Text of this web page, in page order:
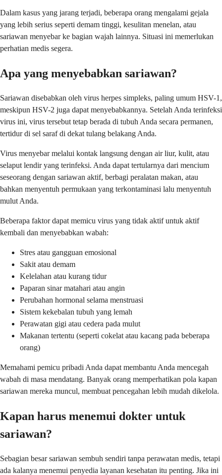
Dalam kasus yang jarang terjadi, beberapa orang mengalami gejala
yang lebih serius seperti demam tinggi, kesulitan menelan, atau
sariawan menyebar ke bagian wajah lainnya. Situasi ini memerlukan
perhatian medis segera.
Apa yang menyebabkan sariawan?
Sariawan disebabkan oleh virus herpes simpleks, paling umum HSV-1,
meskipun HSV-2 juga dapat menyebabkannya. Setelah Anda terinfeksi
virus ini, virus tersebut tetap berada di tubuh Anda secara permanen,
tertidur di sel saraf di dekat tulang belakang Anda.
Virus menyebar melalui kontak langsung dengan air liur, kulit, atau
selaput lendir yang terinfeksi. Anda dapat tertularnya dari mencium
seseorang dengan sariawan aktif, berbagi peralatan makan, atau
bahkan menyentuh permukaan yang terkontaminasi lalu menyentuh
mulut Anda.
Beberapa faktor dapat memicu virus yang tidak aktif untuk aktif
kembali dan menyebabkan wabah:
Stres atau gangguan emosional
Sakit atau demam
Kelelahan atau kurang tidur
Paparan sinar matahari atau angin
Perubahan hormonal selama menstruasi
Sistem kekebalan tubuh yang lemah
Perawatan gigi atau cedera pada mulut
Makanan tertentu (seperti cokelat atau kacang pada beberapa
orang)
Memahami pemicu pribadi Anda dapat membantu Anda mencegah
wabah di masa mendatang. Banyak orang memperhatikan pola kapan
sariawan mereka muncul, membuat pencegahan lebih mudah dikelola.
Kapan harus menemui dokter untuk
sariawan?
Sebagian besar sariawan sembuh sendiri tanpa perawatan medis, tetapi
ada kalanya menemui penyedia layanan kesehatan itu penting. Jika ini